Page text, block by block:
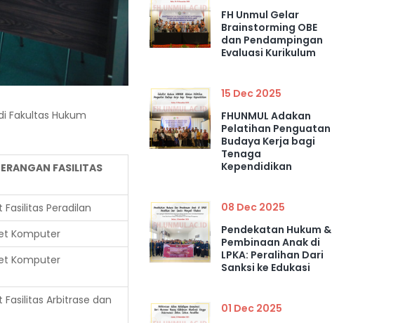
Fakultas Hukum
FASILITAS
Fasilitas Peradilan
Komputer
Komputer
Fasilitas Arbitrase dan
FH Unmul Gelar
Brainstorming OBE
dan Pendampingan
Evaluasi Kurikulum
15 Dec 2025
FHUNMUL Adakan
Pelatihan Penguatan
Budaya Kerja bagi
Tenaga
Kependidikan
08 Dec 2025
Pendekatan Hukum &
Pembinaan Anak di
LPKA: Peralihan Dari
Sanksi ke Edukasi
01 Dec 2025